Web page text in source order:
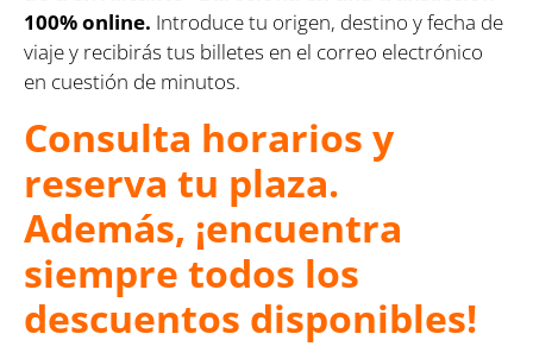
100% online. Introduce tu origen, destino y fecha de
viaje y recibirás tus billetes en el correo electrónico
en cuestión de minutos.
Consulta horarios y
reserva tu plaza.
Además, ¡encuentra
siempre todos los
descuentos disponibles!